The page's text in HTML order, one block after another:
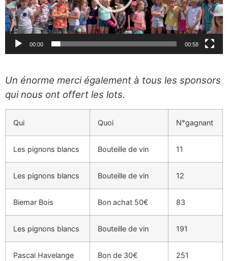
00:00 00:58
Un énorme merci également à tous les sponsors
qui nous ont offert les lots.
Qui Quoi N°gagnant
Les pignons blancs Bouteille de vin 11
Les pignons blancs Bouteille de vin 12
Biemar Bois Bon achat 50€ 83
Les pignons blancs Bouteille de vin 191
Pascal Havelange Bon de 30€ 251